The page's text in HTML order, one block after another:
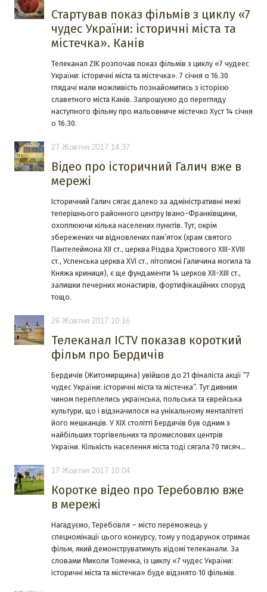
Стартував показ фільмів з циклу «7
чудес України: історичні міста та
містечка». Канів
Телеканал ZIK розпочав показ фільмів з циклу «7 чудеес
України: історичні міста та містечка». 7 січня о 16.30
глядачі мали можливість познайомитись з історією
славетного міста Канів. Запрошуємо до перегляду
наступного фільму про мальовниче містечко Хуст 14 січня
о 16.30.
27 Жовтня 2017 14:37
Відео про історичний Галич вже в
мережі
Історичний Галич сягає далеко за адміністративні межі
теперішнього районного центру Івано-Франківщини,
охоплюючи кілька населених пунктів. Тут, окрім
збережених чи відновлених пам’яток (храм святого
Пантелеймона XII ст., церква Різдва Христового XIII-XVIII
ст., Успенська церква XVI ст., літописні Галичина могила та
Княжа криниця), є ще фундаменти 14 церков XII-XIII ст.,
залишки печерних монастирів, фортифікаційних споруд
тощо.
26 Жовтня 2017 10:16
Телеканал ICTV показав короткий
фільм про Бердичів
Бердичів (Житомирщина) увійшов до 21 фіналіста акції “7
чудес України: історичні міста та містечка”. Тут дивним
чином переплелись українська, польська та єврейська
культури, що і відзначилося на унікальному менталітеті
його мешканців. У ХІХ столітті Бердичів був одним з
найбільших торгівельних та промислових центрів
України. Кількість населення міста тоді сягала 70 тисяч…
17 Жовтня 2017 10:04
Коротке відео про Теребовлю вже
в мережі
Нагадуємо, Теребовля – місто переможець у
спецномінації цього конкурсу, тому у подарунок отримає
фільм, який демонструватимуть відомі телеканали. За
словами Миколи Томенка, із циклу «7 чудес України:
історичні міста та містечка» буде відзнято 10 фільмів.